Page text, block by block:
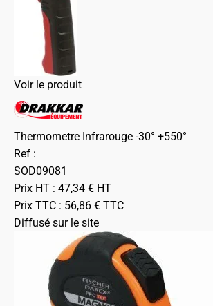
Voir le produit
Thermometre Infrarouge -30° +550°
Ref :
SOD09081
Prix HT : 47,34 € HT
Prix TTC : 56,86 € TTC
Diffusé sur le site